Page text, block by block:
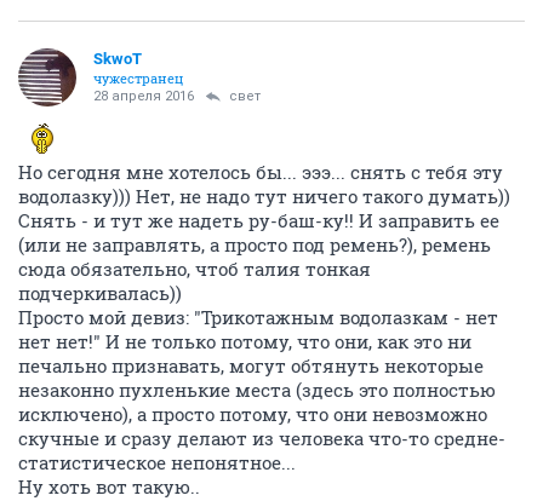
SkwоT
чужестранец
28 апреля 2016 свет
Но сегодня мне хотелось бы... эээ... снять с тебя эту
водолазку))) Нет, не надо тут ничего такого думать))
Снять - и тут же надеть ру-баш-ку!! И заправить ее
(или не заправлять, а просто под ремень?), ремень
сюда обязательно, чтоб талия тонкая
подчеркивалась))
Просто мой девиз: "Трикотажным водолазкам - нет
нет нет!" И не только потому, что они, как это ни
печально признавать, могут обтянуть некоторые
незаконно пухленькие места (здесь это полностью
исключено), а просто потому, что они невозможно
скучные и сразу делают из человека что-то средне-
статистическое непонятное...
Ну хоть вот такую..